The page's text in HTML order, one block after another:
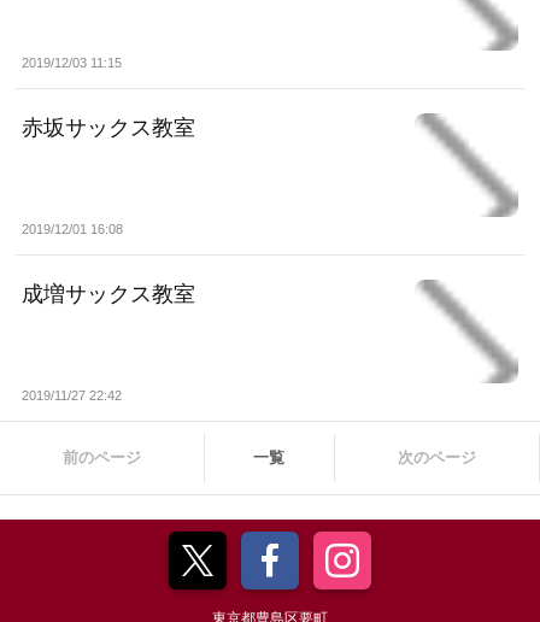
2019/12/03 11:15
赤坂サックス教室
2019/12/01 16:08
成増サックス教室
2019/11/27 22:42
前のページ 一覧 次のページ
東京都豊島区要町